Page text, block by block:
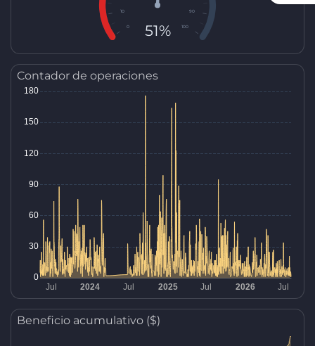
0
10 90
100
51%
Contador de operaciones
Beneficio acumulativo ($)